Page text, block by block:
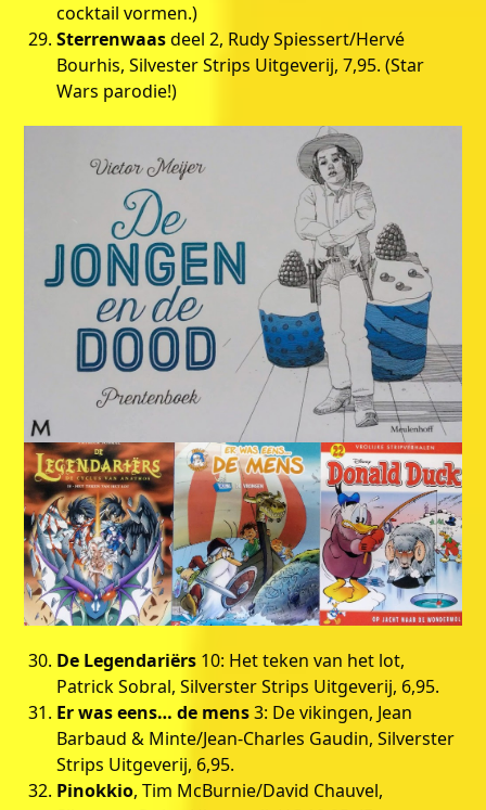
cocktail vormen.)
Sterrenwaasdeel 2, Rudy Spiessert/Hervé
Bourhis, Silvester Strips Uitgeverij, 7,95. (Star
Wars parodie!)
De Legendariërs 10: Het teken van het lot,
Patrick Sobral, Silverster Strips Uitgeverij, 6,95.
Er was eens… de mens3: De vikingen, Jean
Barbaud & Minte/Jean-Charles Gaudin, Silverster
Strips Uitgeverij, 6,95.
Pinokkio, Tim McBurnie/David Chauvel,